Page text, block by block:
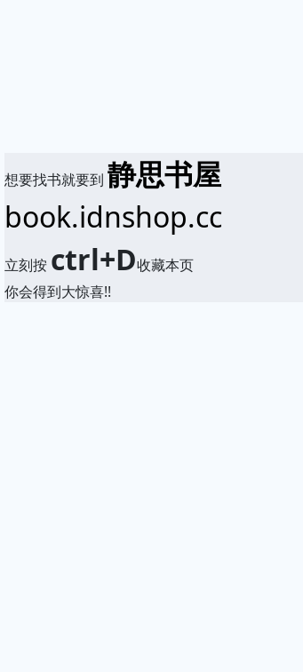
想要找书就要到静思书屋
book.idnshop.cc
立刻按 ctrl+D收藏本页
你会得到大惊喜!!